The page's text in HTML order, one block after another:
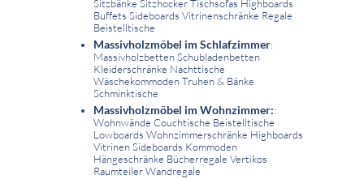
Sitzbänke Sitzhocker Tischsofas Highboards
Buffets Sideboards Vitrinenschränke Regale
Beistelltische
Massivholzmöbel im Schlafzimmer:
Massivholzbetten Schubladenbetten
Kleiderschränke Nachttische
Wäschekommoden Truhen & Bänke
Schminktische
Massivholzmöbel im Wohnzimmer::
Wohnwände Couchtische Beistelltische
Lowboards Wohnzimmerschränke Highboards
Vitrinen Sideboards Kommoden
Hängeschränke Bücherregale Vertikos
Raumteiler Wandregale